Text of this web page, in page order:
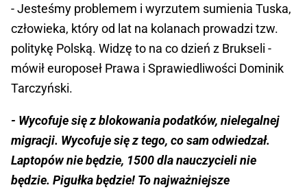
- Jesteśmy problemem i wyrzutem sumienia Tuska,
człowieka, który od lat na kolanach prowadzi tzw.
politykę Polską. Widzę to na co dzień z Brukseli -
mówił europoseł Prawa i Sprawiedliwości Dominik
Tarczyński.
- Wycofuje się z blokowania podatków, nielegalnej
migracji. Wycofuje się z tego, co sam odwiedzał.
Laptopów nie będzie, 1500 dla nauczycieli nie
będzie. Pigułka będzie! To najważniejsze